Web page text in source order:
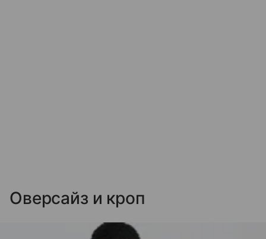
Оверсайз и кроп